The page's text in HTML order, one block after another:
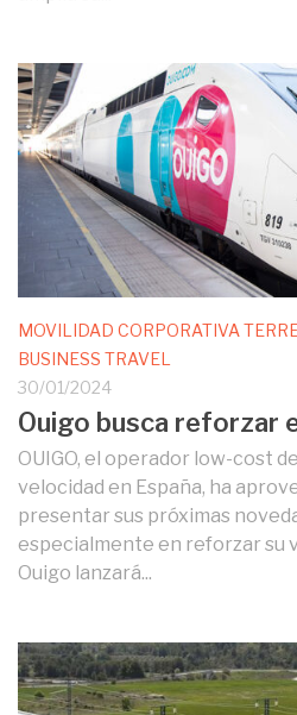
MOVILIDAD CORPORATIVA
BUSINESS TRAVEL
30/01/2024
Ouigo busca reforzar
OUIGO, el operador low-cost
velocidad en España, ha
presentar sus próximas
especialmente en reforzar su
Ouigo lanzará...